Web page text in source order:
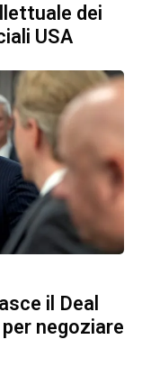
dei
USA
il Deal
negoziare